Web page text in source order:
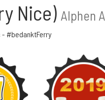
Nice) Alphen
- #bedanktFerry